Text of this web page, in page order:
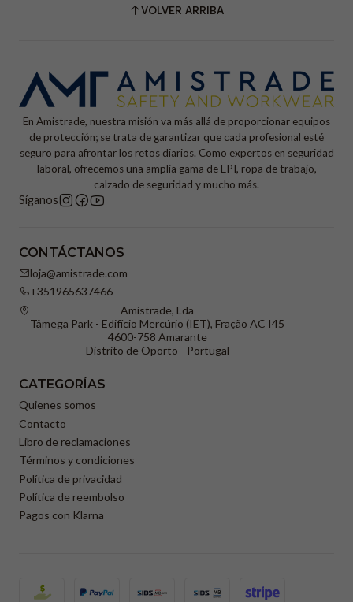
VOLVER ARRIBA
En Amistrade, nuestra misión va más allá de proporcionar equipos
de protección; se trata de garantizar que cada profesional esté
seguro para afrontar los retos diarios. Como expertos en seguridad
laboral, ofrecemos una amplia gama de EPI, ropa de trabajo,
calzado de seguridad y mucho más.
Síganos
CONTÁCTANOS
loja@amistrade.com
+351965637466
Amistrade, Lda
Tâmega Park - Edifício Mercúrio (IET), Fração AC I45
4600-758 Amarante
Distrito de Oporto - Portugal
CATEGORÍAS
Quienes somos
Contacto
Libro de reclamaciones
Términos y condiciones
Política de privacidad
Política de reembolso
Pagos con Klarna